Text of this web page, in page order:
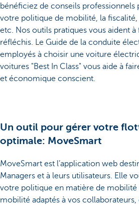
bénéficiez de conseils professionnels
votre politique de mobilité, la fiscalité,
etc. Nos outils pratiques vous aident
réfléchis. Le Guide de la conduite
employés à choisir une voiture
voitures "Best In Class" vous aide à
et économique conscient.
Un outil pour gérer votre
optimale: MoveSmart
MoveSmart est l’application web
Managers et à leurs utilisateurs. Elle
votre politique en matière de mobilité
mobilité adaptés à vos